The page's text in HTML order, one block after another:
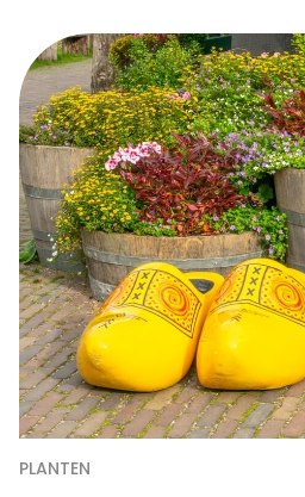
PLANTEN